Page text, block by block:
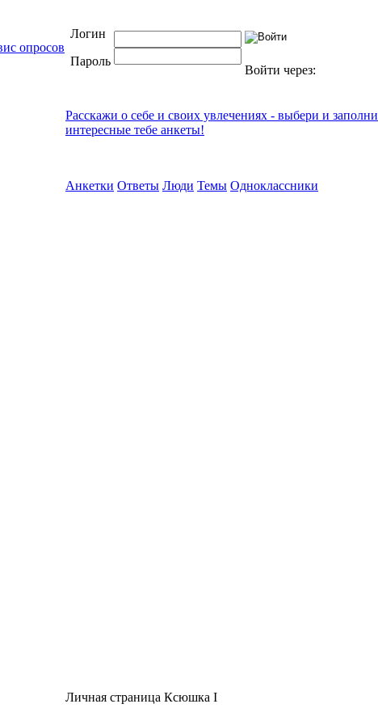
Логин
Пароль
Войти через:
Расскажи о себе и своих увлечениях - выбери и заполни
интересные тебе анкеты!
Анкетки Ответы Люди Темы Одноклассники
Личная страница Ксюшка I